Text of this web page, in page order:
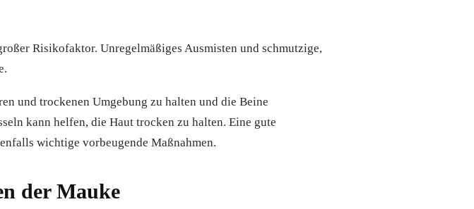
Risikofaktor. Unregelmäßiges Ausmisten und schmutzige,
und trockenen Umgebung zu halten und die Beine
kann helfen, die Haut trocken zu halten. Eine gute
wichtige vorbeugende Maßnahmen.
der Mauke